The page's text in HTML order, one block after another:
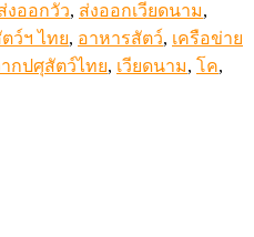
งออกวัว, ส่งออกเวียดนาม,
ว์ฯ ไทย, อาหารสัตว์, เครือข่าย
กปศุสัตว์ไทย, เวียดนาม, โค,